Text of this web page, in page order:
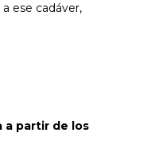
ese cadáver,
a partir de los